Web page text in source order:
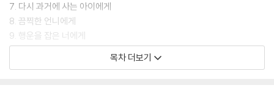
7. 다시 과거에 사는 아이에게
8. 끔찍한 언니에게
9. 행운을 잡은 너에게
10. 믿기지 않는 곳에 있는 언니에게
11. 엄청난 일을 겪고 있는 너에게
목차 더보기